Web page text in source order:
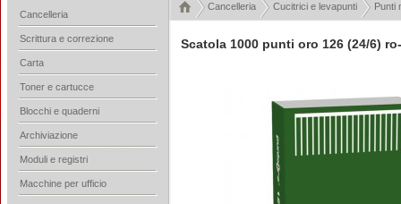
Scatola 1000 punti oro 126 (24/6)
Cancelleria Cucitrici e levapunti Punti
Cancelleria
Scrittura e correzione
Carta
Toner e cartucce
Blocchi e quaderni
Archiviazione
Moduli e registri
Macchine per ufficio